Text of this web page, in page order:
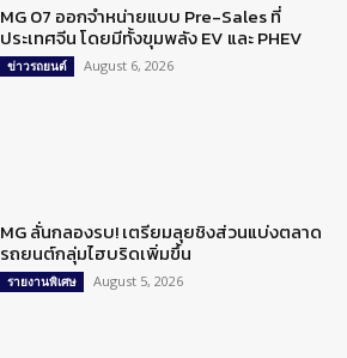
MG 07 ออกจำหน่ายแบบ Pre-Sales ที่
ประเทศจีน โดยมีทั้งขุมพลัง EV และ PHEV
ข่าวรถยนต์ August 6, 2026
MG ลั่นกลองรบ! เตรียมลุยชิงส่วนแบ่งตลาด
รถยนต์กลุ่มไฮบริดเพิ่มขึ้น
รายงานพิเศษ August 5, 2026